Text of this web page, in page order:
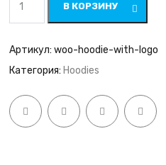
товара
Hoodie
Logo
В КОРЗИНУ
Артикул: woo-hoodie-with-logo
Категория: Hoodies